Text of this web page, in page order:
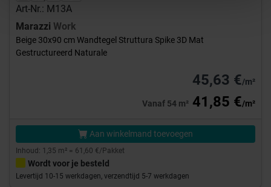
Art-Nr.: M13A
Marazzi Work
Beige 30x90 cm Wandtegel Struttura Spike 3D Mat
Gestructureerd Naturale
45,63 €/m²
Vanaf 54 m² 41,85 €/m²
Aan winkelmand toevoegen
Inhoud: 1,35 m² = 61,60 €/Pakket
Wordt voor je besteld
Levertijd 10-15 werkdagen, verzendtijd 5-7 werkdagen